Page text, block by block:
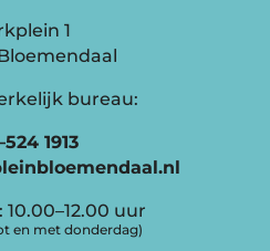
1
bureau:
1913
uur
en met donderdag)